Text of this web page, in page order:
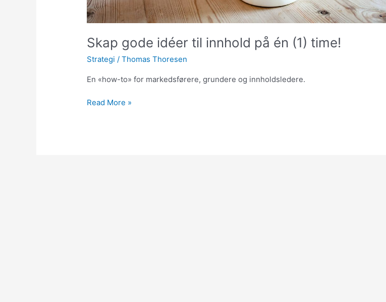
Skap gode idéer til innhold på én (1) time!
Strategi /Thomas Thoresen
En «how-to» for markedsførere, grundere og innholdsledere.
Skap
Read More »